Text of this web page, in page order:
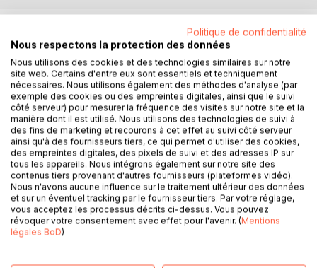
L'adolescence, comme période de la vie, se révèle
d'origine récente et il s'agit sans doute d'abord de
comprendre ce qu'il en a été de ses conditions sociales
d'apparition. On ne peut cependant s'en tenir à une analyse
d'ordre sociohistorique si l'on veut en saisir les enjeux
véritables. Il faut partir du processus qui s'enclenche à la
sortie de l'enfance. Ce processus ne se donne
aucunement à voir en tant que tel. Il prend des formes
différentes selon les époques et les sociétés,
l'adolescence n'étant en fait qu'une manière parmi
d'autres, en l'occurrence celle que nos sociétés
occidentales ont trouvée, de gérer les problèmes qu'il
Politique de confidentialité
Nous respectons la protection des données
Nous utilisons des cookies et des technologies similaires sur notre
site web. Certains d'entre eux sont essentiels et techniquement
nécessaires. Nous utilisons également des méthodes d'analyse (par
exemple des cookies ou des empreintes digitales, ainsi que le suivi
côté serveur) pour mesurer la fréquence des visites sur notre site et la
manière dont il est utilisé. Nous utilisons des technologies de suivi à
des fins de marketing et recourons à cet effet au suivi côté serveur
ainsi qu'à des fournisseurs tiers, ce qui permet d'utiliser des cookies,
des empreintes digitales, des pixels de suivi et des adresses IP sur
tous les appareils. Nous intégrons également sur notre site des
contenus tiers provenant d'autres fournisseurs (plateformes vidéo).
Nous n'avons aucune influence sur le traitement ultérieur des données
et sur un éventuel tracking par le fournisseur tiers. Par votre réglage,
vous acceptez les processus décrits ci-dessus. Vous pouvez
révoquer votre consentement avec effet pour l'avenir. (Mentions
légales BoD)